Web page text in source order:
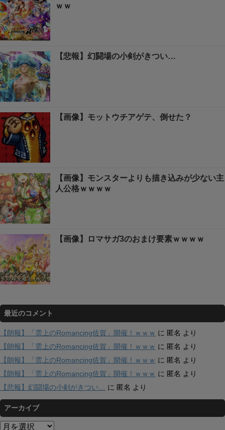
ｗｗ
【悲報】幻闘場の小剣がきつい…
【画像】モットウチアゲテ、倒せた？
【画像】モンスターよりも描き込みが少ない主
人公格ｗｗｗｗ
【画像】ロマサガ3のおまけ要素ｗｗｗｗ
最近のコメント
【朗報】「雲上のRomancing佐賀」開催！ｗｗｗ に 匿名 より
【朗報】「雲上のRomancing佐賀」開催！ｗｗｗ に 匿名 より
【朗報】「雲上のRomancing佐賀」開催！ｗｗｗ に 匿名 より
【朗報】「雲上のRomancing佐賀」開催！ｗｗｗ に 匿名 より
【悲報】幻闘場の小剣がきつい…
に 匿名 より
アーカイブ
ア